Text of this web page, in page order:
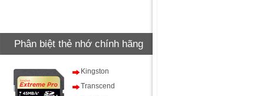
Phân biệt thẻ nhớ chính hãng
Kingston
Transcend